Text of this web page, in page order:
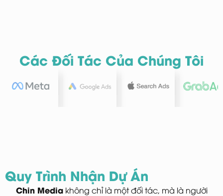
Các Đối Tác Của Chúng Tôi
Quy Trình Nhận Dự Án
Chin Mediakhông chỉ là một đối tác, mà là người